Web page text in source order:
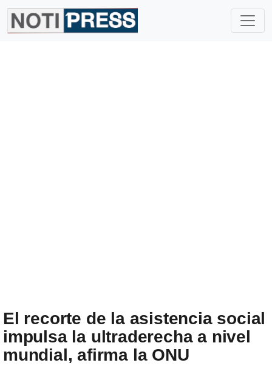
El recorte de la asistencia social
impulsa la ultraderecha a nivel
mundial, afirma la ONU